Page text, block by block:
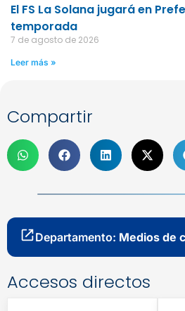
El FS La Solana jugará en
temporada
7 de agosto de 2026
Leer más »
Compartir
Departamento: Medios de
Accesos directos